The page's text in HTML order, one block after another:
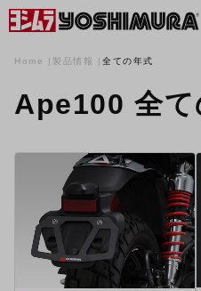
Home 製品情報 全ての年式
Ape100 全て